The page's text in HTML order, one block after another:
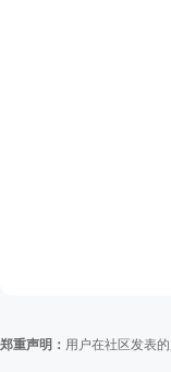
郑重声明： 用户在社区发表